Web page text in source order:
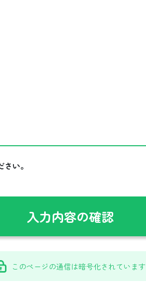
い。
このページの通信は暗号化されています